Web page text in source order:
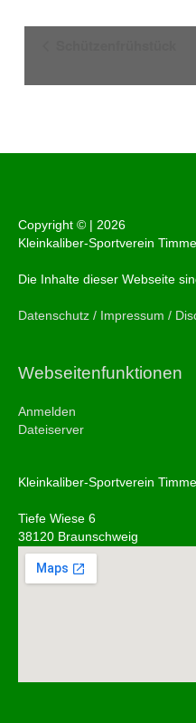
Copyright © | 2026
Kleinkaliber-Sportverein
Die Inhalte dieser Webseite
Datenschutz / Impressum /
Webseitenfunktionen
Anmelden
Dateiserver
Kleinkaliber-Sportverein
Tiefe Wiese 6
38120 Braunschweig